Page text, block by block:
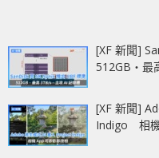
[XF 新聞]
512GB‧最
[XF 新聞]
Indigo 相